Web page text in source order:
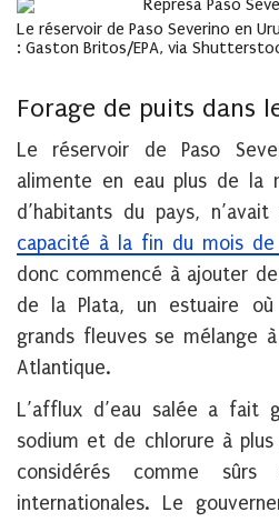
Le réservoir de Paso Severino en
: Gaston Britos/EPA, via
Forage de puits dans
Le réservoir de Paso
alimente en eau plus de la
d’habitants du pays,
capacité à la fin du mois de
donc commencé à ajouter
de la Plata, un estuaire
grands fleuves se mélange
Atlantique.
L’afflux d’eau salée a fait
sodium et de chlorure à
considérés comme
internationales. Le